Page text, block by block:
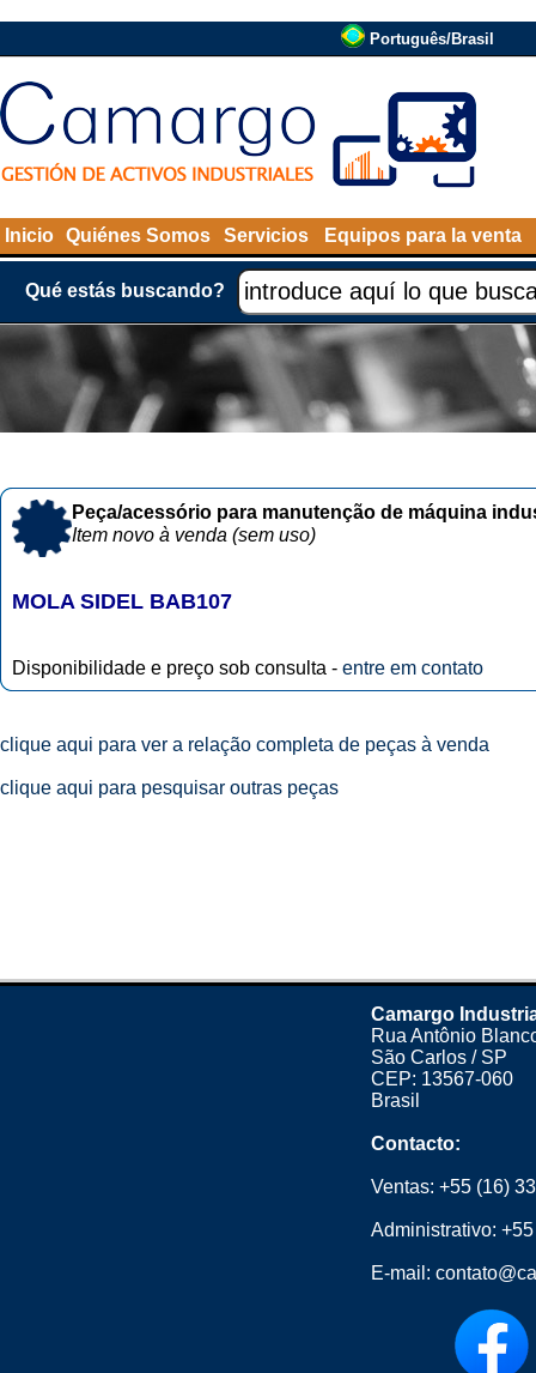
Português/Brasil
Inicio Quiénes Somos Servicios Equipos para la venta
Qué estás buscando?
Peça/acessório para manutenção de máquina
Item novo à venda (sem uso)
MOLA SIDEL BAB107
Disponibilidade e preço sob consulta - entre em contato
clique aqui para ver a relação completa de peças à venda
clique aqui para pesquisar outras peças
Camargo
Rua Antônio
São Carlos / SP
CEP: 13567-060
Brasil
Contacto:
Ventas: +55 (16)
Administrativo:
E-mail: